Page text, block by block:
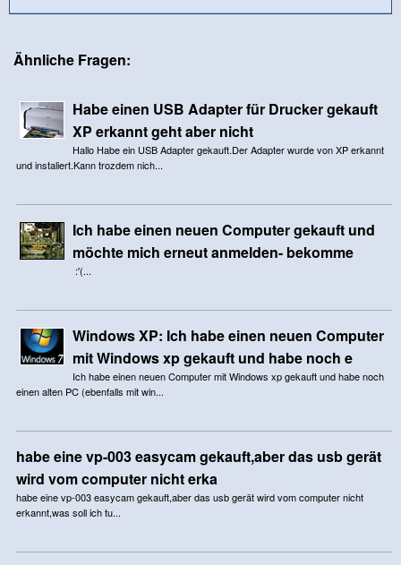
Ähnliche Fragen:
Habe einen USB Adapter für Drucker gekauft
XP erkannt geht aber nicht
Hallo Habe ein USB Adapter gekauft.Der Adapter wurde von XP erkannt
und instaliert.Kann trozdem nich...
Ich habe einen neuen Computer gekauft und
möchte mich erneut anmelden- bekomme
:'(...
Windows XP: Ich habe einen neuen Computer
mit Windows xp gekauft und habe noch e
Ich habe einen neuen Computer mit Windows xp gekauft und habe noch
einen alten PC (ebenfalls mit win...
habe eine vp-003 easycam gekauft,aber das usb gerät
wird vom computer nicht erka
habe eine vp-003 easycam gekauft,aber das usb gerät wird vom computer nicht
erkannt,was soll ich tu...